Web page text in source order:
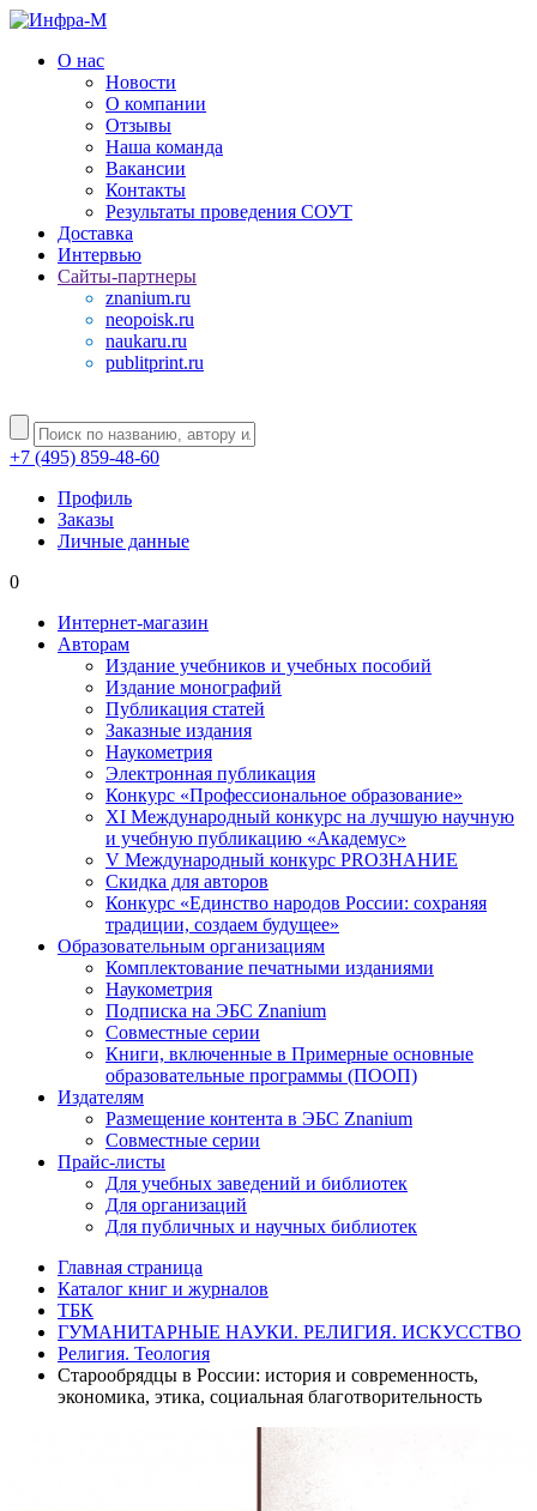
О нас
Новости
О компании
Отзывы
Наша команда
Вакансии
Контакты
Результаты проведения СОУТ
Доставка
Интервью
Сайты-партнеры
znanium.ru
neopoisk.ru
naukaru.ru
publitprint.ru
+7 (495) 859-48-60
Профиль
Заказы
Личные данные
0
Интернет-магазин
Авторам
Издание учебников и учебных пособий
Издание монографий
Публикация статей
Заказные издания
Наукометрия
Электронная публикация
Конкурс «Профессиональное образование»
XI Международный конкурс на лучшую научную
и учебную публикацию «Академус»
V Международный конкурс PROЗНАНИЕ
Скидка для авторов
Конкурс «Единство народов России: сохраняя
традиции, создаем будущее»
Образовательным организациям
Комплектование печатными изданиями
Наукометрия
Подписка на ЭБС Znanium
Совместные серии
Книги, включенные в Примерные основные
образовательные программы (ПООП)
Издателям
Размещение контента в ЭБС Znanium
Совместные серии
Прайс-листы
Для учебных заведений и библиотек
Для организаций
Для публичных и научных библиотек
Главная страница
Каталог книг и журналов
ТБК
ГУМАНИТАРНЫЕ НАУКИ. РЕЛИГИЯ. ИСКУССТВО
Религия. Теология
Старообрядцы в России: история и современность,
экономика, этика, социальная благотворительность